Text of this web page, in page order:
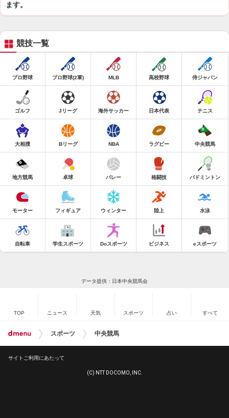
ます。
競技一覧
プロ野球 プロ野球(2軍) MLB 高校野球 侍ジャパン
ゴルフ Jリーグ 海外サッカー 日本代表 テニス
大相撲 Bリーグ NBA ラグビー 中央競馬
地方競馬 卓球 バレー 格闘技 バドミントン
モーター フィギュア ウィンター 陸上 水泳
自転車 学生スポーツ Doスポーツ ビジネス eスポーツ
データ提供：日本中央競馬会
TOP ニュース 天気 スポーツ 占い すべて
スポーツ 中央競馬
サイトご利用にあたって
(C) NTT DOCOMO, INC.